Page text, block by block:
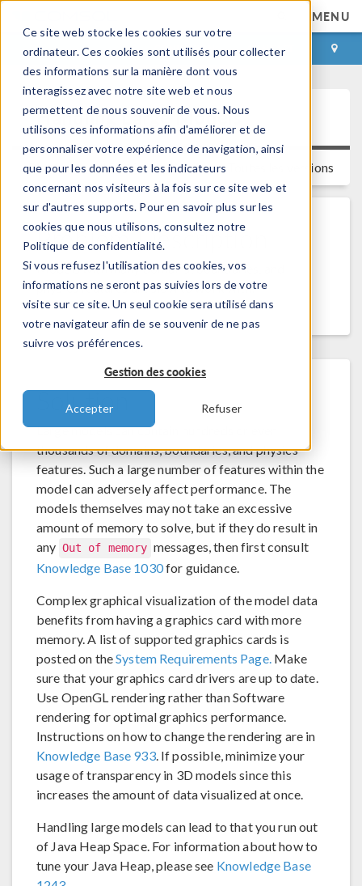
Ce site web stocke les cookies sur votre
ordinateur. Ces cookies sont utilisés pour collecter
des informations sur la manière dont vous
interagissez avec notre site web et nous
permettent de nous souvenir de vous. Nous
utilisons ces informations afin d'améliorer et de
personnaliser votre expérience de navigation, ainsi
que pour les données et les indicateurs
concernant nos visiteurs à la fois sur ce site web et
sur d'autres supports. Pour en savoir plus sur les
cookies que nous utilisons, consultez notre
Politique de confidentialité.
Si vous refusez l'utilisation des cookies, vos
informations ne seront pas suivies lors de votre
visite sur ce site. Un seul cookie sera utilisé dans
votre navigateur afin de se souvenir de ne pas
suivre vos préférences.
Gestion des cookies
Accepter Refuser
MENU
CONNEXION CONTACT
Handling Large Models
Platform: All Platforms Versions: Toutes les versions
Problem Description
Models with many domains, boundaries, and
physics features are slow to work with.
Solution
Large models can contain hundreds or even
thousands of domains, boundaries, and physics
features. Such a large number of features within the
model can adversely affect performance. The
models themselves may not take an excessive
amount of memory to solve, but if they do result in
any Out of memory messages, then first consult
Knowledge Base 1030for guidance.
Complex graphical visualization of the model data
benefits from having a graphics card with more
memory. A list of supported graphics cards is
posted on theSystem Requirements Page.Make
sure that your graphics card drivers are up to date.
Use OpenGL rendering rather than Software
rendering for optimal graphics performance.
Instructions on how to change the rendering are in
Knowledge Base 933. If possible, minimize your
usage of transparency in 3D models since this
increases the amount of data visualized at once.
Handling large models can lead to that you run out
of Java Heap Space. For information about how to
tune your Java Heap, please see Knowledge Base